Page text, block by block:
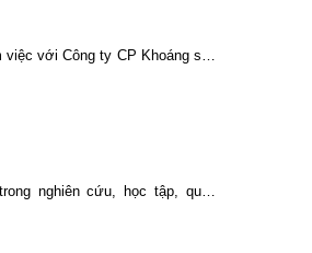
với Công ty CP Khoáng sản
nghiên cứu, học tập, quán
quyết Đại hội XIII của Đảng